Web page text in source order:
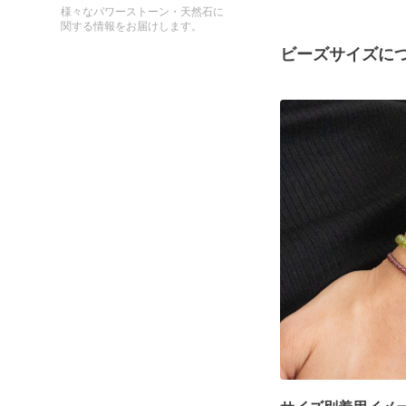
様々なパワーストーン・天然石に
関する情報をお届けします。
ビーズサイズに